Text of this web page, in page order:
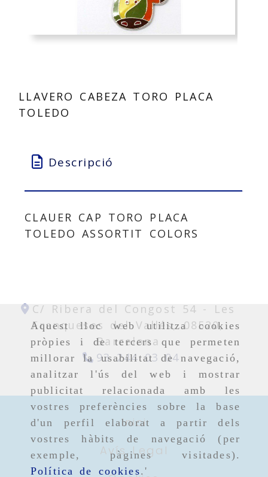
Aquest lloc web utilitza cookies
pròpies i de tercers que permeten
millorar la usabilitat de navegació,
analitzar l'ús del web i mostrar
publicitat relacionada amb les
vostres preferències sobre la base
d'un perfil elaborat a partir dels
vostres hàbits de navegació (per
exemple, pàgines visitades).
Política de cookies.'
LLAVERO CABEZA TORO PLACA
TOLEDO
Descripció
CLAUER CAP TORO PLACA
TOLEDO ASSORTIT COLORS
C/ Ribera del Congost 54 -
Les
Franqueses del Vallés,08520,
Barcelona
93 244 03 04
Inici
Avís Legal